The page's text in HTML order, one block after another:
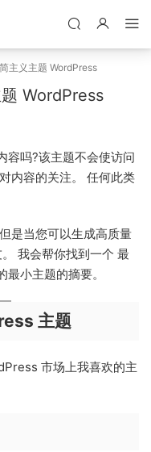
主义主题 WordPress
WordPress
容吗?该主题不会使访问
内容的关注。 任何此类
是当您可以生成高质量
我会帮你找到一个 最
小主题的摘要。
主题
市场上我喜欢的主